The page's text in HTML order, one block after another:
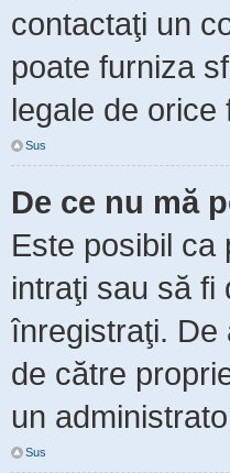
contactaţi un
poate furniza
legale de
Sus
De ce nu mă
Este posibil ca
intraţi sau să fi
înregistraţi. De
de către
un
Sus